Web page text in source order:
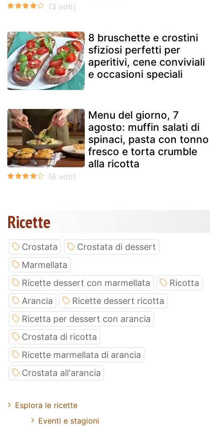
8 bruschette e crostini
sfiziosi perfetti per
aperitivi, cene conviviali
e occasioni speciali
Menu del giorno, 7
agosto: muffin salati di
spinaci, pasta con tonno
fresco e torta crumble
alla ricotta
Ricette
Crostata
Crostata di dessert
Marmellata
Ricette dessert con marmellata
Ricotta
Arancia
Ricette dessert ricotta
Ricetta per dessert con arancia
Crostata di ricotta
Ricette marmellata di arancia
Crostata all'arancia
Esplora le ricette
Eventi e stagioni